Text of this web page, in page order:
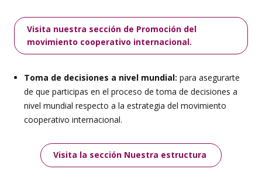
Visita nuestra sección de Promoción del
movimiento cooperativo internacional.
Toma de decisiones a nivel mundial: para asegurarte
de que participas en el proceso de toma de decisiones a
nivel mundial respecto a la estrategia del movimiento
cooperativo internacional.
Visita la sección Nuestra estructura